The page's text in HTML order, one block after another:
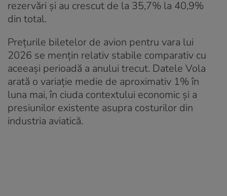
rezervări și au crescut de la 35,7% la 40,9%
din total.
Prețurile biletelor de avion pentru vara lui
2026 se mențin relativ stabile comparativ cu
aceeași perioadă a anului trecut. Datele Vola
arată o variație medie de aproximativ 1% în
luna mai, în ciuda contextului economic și a
presiunilor existente asupra costurilor din
industria aviatică.